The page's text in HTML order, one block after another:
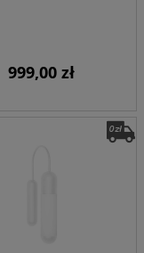
999,00 zł